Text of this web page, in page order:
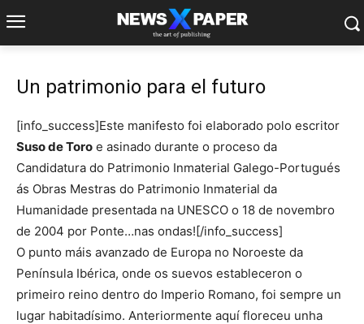
Un patrimonio para el futuro
[info_success]Este manifesto foi elaborado polo escritor
Suso de Toro e asinado durante o proceso da
Candidatura do Patrimonio Inmaterial Galego-Portugués
ás Obras Mestras do Patrimonio Inmaterial da
Humanidade presentada na UNESCO o 18 de novembro
de 2004 por Ponte…nas ondas![/info_success]
O punto máis avanzado de Europa no Noroeste da
Península Ibérica, onde os suevos estableceron o
primeiro reino dentro do Imperio Romano, foi sempre un
lugar habitadísimo. Anteriormente aquí floreceu unha